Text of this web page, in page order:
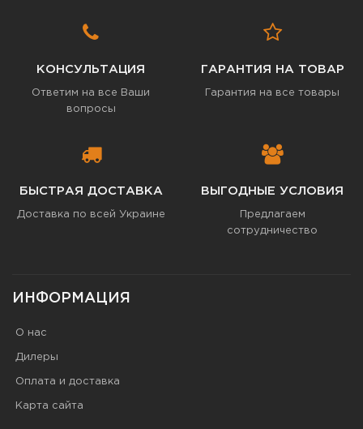
КОНСУЛЬТАЦИЯ
Ответим на все Ваши
вопросы
ГАРАНТИЯ НА ТОВАР
Гарантия на все товары
БЫСТРАЯ ДОСТАВКА
Доставка по всей Украине
ВЫГОДНЫЕ УСЛОВИЯ
Предлагаем
сотрудничество
ИНФОРМАЦИЯ
О нас
Дилеры
Оплата и доставка
Карта сайта